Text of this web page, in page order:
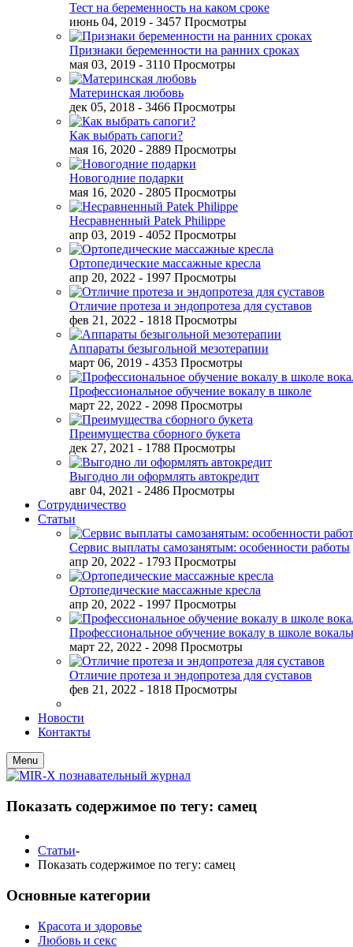
Тест на беременность на каком сроке
июнь 04, 2019 - 3457 Просмотры
Признаки беременности на ранних сроках
мая 03, 2019 - 3110 Просмотры
Материнская любовь
дек 05, 2018 - 3466 Просмотры
Как выбрать сапоги?
мая 16, 2020 - 2889 Просмотры
Новогодние подарки
мая 16, 2020 - 2805 Просмотры
Несравненный Patek Philippe
апр 03, 2019 - 4052 Просмотры
Ортопедические массажные кресла
апр 20, 2022 - 1997 Просмотры
Отличие протеза и эндопротеза для суставов
фев 21, 2022 - 1818 Просмотры
Аппараты безыгольной мезотерапии
март 06, 2019 - 4353 Просмотры
Профессиональное обучение вокалу в школе
март 22, 2022 - 2098 Просмотры
Преимущества сборного букета
дек 27, 2021 - 1788 Просмотры
Выгодно ли оформлять автокредит
авг 04, 2021 - 2486 Просмотры
Сотрудничество
Статьи
Сервис выплаты самозанятым: особенности работы
апр 20, 2022 - 1793 Просмотры
Ортопедические массажные кресла
апр 20, 2022 - 1997 Просмотры
Профессиональное обучение вокалу в школе
март 22, 2022 - 2098 Просмотры
Отличие протеза и эндопротеза для суставов
фев 21, 2022 - 1818 Просмотры
Новости
Контакты
Menu
Показать содержимое по тегу: самец
Статьи-
Показать содержимое по тегу: самец
Основные категории
Красота и здоровье
Любовь и секс